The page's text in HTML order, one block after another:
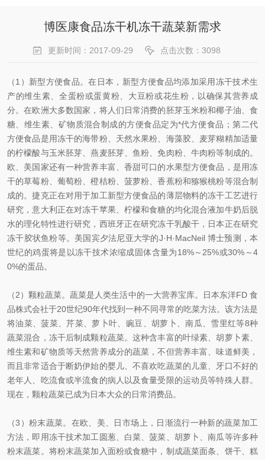
博医康食品冻干机冻干蔬菜新需求
更新时间：2017-09-29 点击次数：3098
（1）新型方便食品。在日本，新型方便食品均添加采用冻干技术生
产的维生素、全蛋粉或蛋黄粉、大豆粉或花生粉，以确保其营养成
分。在欧洲大多数国家，将人们日常消费的胚芽玉米粉和椰子油、食
糖、维生素、矿物质混合制成的方便食品定为*代方便食品；第二代
方便食品是用冻干的海带粉、天然水果粉、海藻胶、麦芽糊精加适量
的柠檬酸与玉米胚芽、燕麦胚芽、鱼粉、免肉粉、牛肉粉等制成的。
欧、美国家还有一种营养丰富、香甜可口的水果型方便食品，是用冻
干的草莓粉、葡萄粉、橙桔粉、菠萝粉、香蕉粉和猕猴桃粉等混合制
成的。捷克正在对用于加工新型方便食品的薄层物料的冻干工艺进行
研究，意大利正在对冻干苹果、柠檬和食糖的均化混合液加牛奶后脱
水的理化特性进行研究，西班牙正在研究冻干乳酸干，日本正在研究
冻干胶状鱼粉等。美国宾夕法尼亚大学的J·H·MacNeil 博士预测，本
世纪的鸡蛋将是以冻干技术浓缩成固体含量为18%～25%或30%～4
0%的蛋品。
（2）颗粒蔬菜。蔬菜是人类生活中的一大营养宝库。日本东洋FD 食
品株式会社于20世纪90年代找到一种不同寻常的吃菜方法。该方法是
将油菜、菠菜、芹菜、萝卜叶、豌豆、胡萝卜、南瓜、雪里红等8种
蔬菜混合，冻干后制成颗粒蔬菜。这种含丰富的叶绿素、胡萝卜素、
维生素和矿物质等天然营养成分的蔬菜，不但营养丰富、味道鲜美，
而且非常适合于断奶伊始的婴儿、不喜欢吃蔬菜的儿童、牙口不好的
老年人、吃流食或半流食的病人以及食量受限的运动员等特殊人群。
现在，颗粒蔬菜已成为日本大众的日常消费品。
（3）粉末蔬菜。在欧、美、日市场上，日渐流行一种新的蔬菜加工
方法，即用冻干技术加工圆葱、白菜、菠菜、胡萝卜、南瓜等许多种
粉末蔬菜。将粉末蔬菜加入面粉或食糖中，制成蔬菜面条、饼干、糕